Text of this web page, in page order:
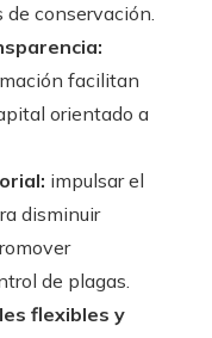
conservación.
facilitan
orientado a
impulsar el
disminuir
de plagas.
flexibles y